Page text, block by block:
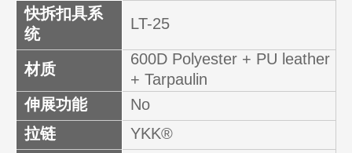
快拆扣具系
统
LT-25
材质
600D Polyester + PU leather
+ Tarpaulin
伸展功能
No
拉链
YKK®